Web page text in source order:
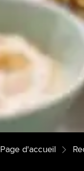
Page d'accueil